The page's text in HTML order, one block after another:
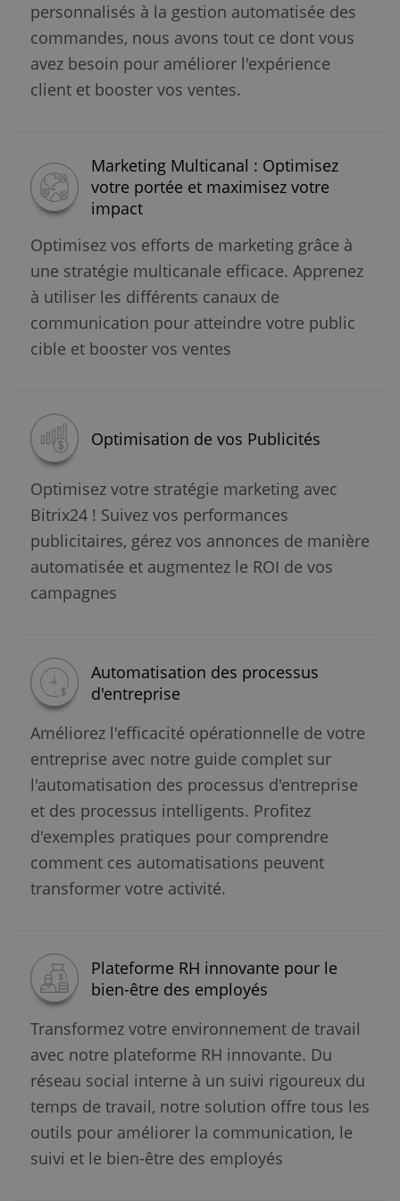
personnalisés à la gestion automatisée des
commandes, nous avons tout ce dont vous
avez besoin pour améliorer l'expérience
client et booster vos ventes.
Marketing Multicanal : Optimisez
votre portée et maximisez votre
impact
Optimisez vos efforts de marketing grâce à
une stratégie multicanale efficace. Apprenez
à utiliser les différents canaux de
communication pour atteindre votre public
cible et booster vos ventes
Optimisation de vos Publicités
Optimisez votre stratégie marketing avec
Bitrix24 ! Suivez vos performances
publicitaires, gérez vos annonces de manière
automatisée et augmentez le ROI de vos
campagnes
Automatisation des processus
d'entreprise
Améliorez l'efficacité opérationnelle de votre
entreprise avec notre guide complet sur
l'automatisation des processus d'entreprise
et des processus intelligents. Profitez
d'exemples pratiques pour comprendre
comment ces automatisations peuvent
transformer votre activité.
Plateforme RH innovante pour le
bien-être des employés
Transformez votre environnement de travail
avec notre plateforme RH innovante. Du
réseau social interne à un suivi rigoureux du
temps de travail, notre solution offre tous les
outils pour améliorer la communication, le
suivi et le bien-être des employés